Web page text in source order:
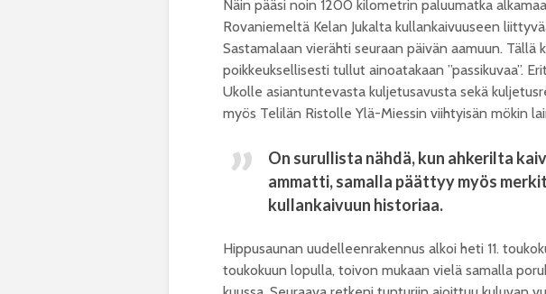
Näin pääsi noin 1200 kilometrin paluumatka
Rovaniemeltä Kelan Jukalta kullankaivuuseen
Sastamalaan vierähti seuraan päivän aamuun. Tällä
poikkeuksellisesti tullut ainoatakaan ”passikuvaa”.
Ukolle asiantuntevasta kuljetusavusta sekä
myös Telilän Ristolle Ylä-Miessin viihtyisän mökin
On surullista nähdä, kun ahkerilta
ammatti, samalla päättyy myös
kullankaivuun historiaa.
Hippusaunan uudelleenrakennus alkoi heti 11.
toukokuun lopulla, toivon mukaan vielä samalla